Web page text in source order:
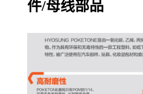
件/母线部品